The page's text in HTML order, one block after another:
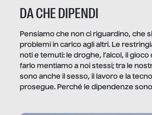
DA CHE DIPENDI
Pensiamo che non ci riguardino, che
problemi in carico agli altri. Le
noti e temuti: le droghe, l’alcol, il gioco
farlo mentiamo a noi stessi; tra le
sono anche il sesso, il lavoro e la
prosegue. Perché le dipendenze